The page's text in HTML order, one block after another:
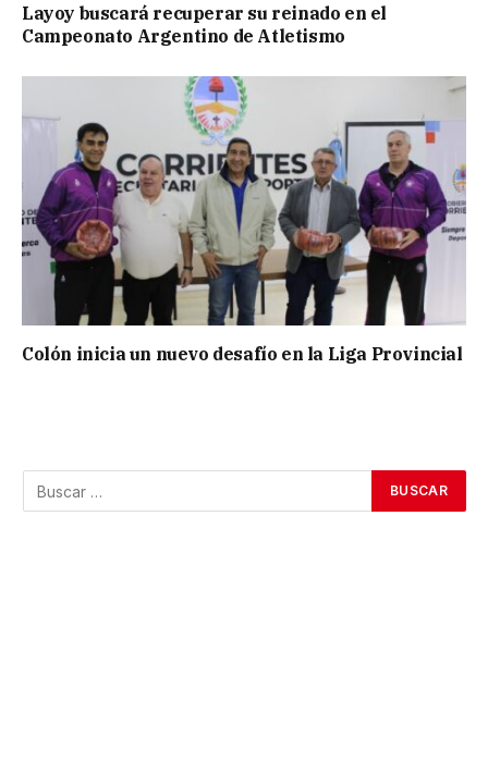
Layoy buscará recuperar su reinado en el
Campeonato Argentino de Atletismo
Colón inicia un nuevo desafío en la Liga Provincial